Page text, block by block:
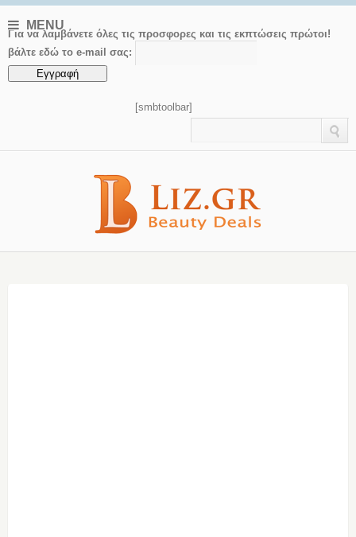
MENU
Για να λαμβάνετε όλες τις προσφορες και τις εκπτώσεις πρώτοι!
βάλτε εδώ το e-mail σας:
[smbtoolbar]